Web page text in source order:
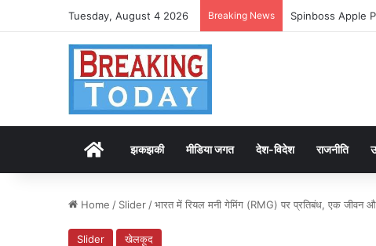
Tuesday, August 4 2026 Breaking News Spinboss Apple
Homeझकझकी मीडिया जगत देश-विदेश राजनीति
Home / Slider /भारत में रियल मनी गेमिंग (RMG) पर प्रतिबंध, एक जीवन
Slider खेलकूद